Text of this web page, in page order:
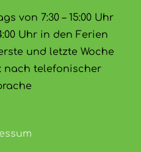
von 7:30 – 15:00 Uhr
Uhr in den Ferien
und letzte Woche
nach telefonischer